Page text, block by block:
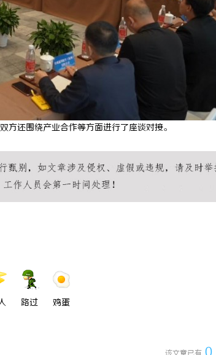
还围绕产业合作等方面进行了座谈对接。
路过 鸡蛋